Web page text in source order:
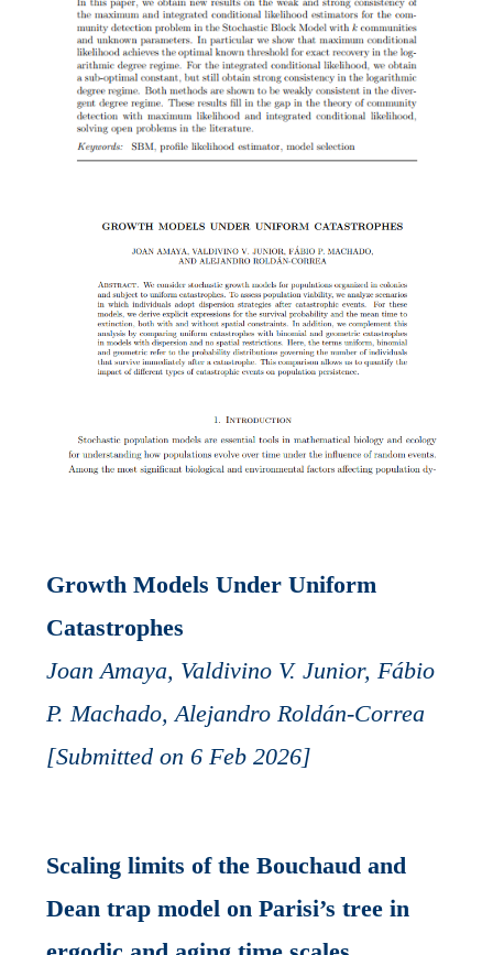
Growth Models Under Uniform
Catastrophes
Joan Amaya, Valdivino V. Junior, Fábio
P. Machado, Alejandro Roldán-Correa
[Submitted on 6 Feb 2026]
Scaling limits of the Bouchaud and
Dean trap model on Parisi’s tree in